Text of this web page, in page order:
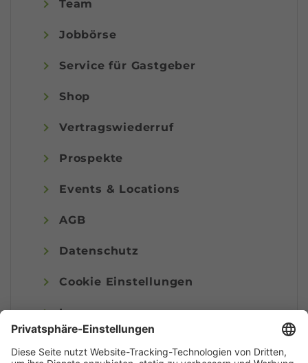
Team
Jobbörse
Service für Gastgeber
Shop
Vertragswiederruf
Prospekte
Events & Locations
AGB
Datenschutz
Cookie Einstellungen
Impressum